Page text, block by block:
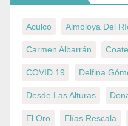
Aculco Almoloya Del
Carmen Albarrán
COVID 19 Delfina
Desde Las Alturas
El Oro Elías Rescala